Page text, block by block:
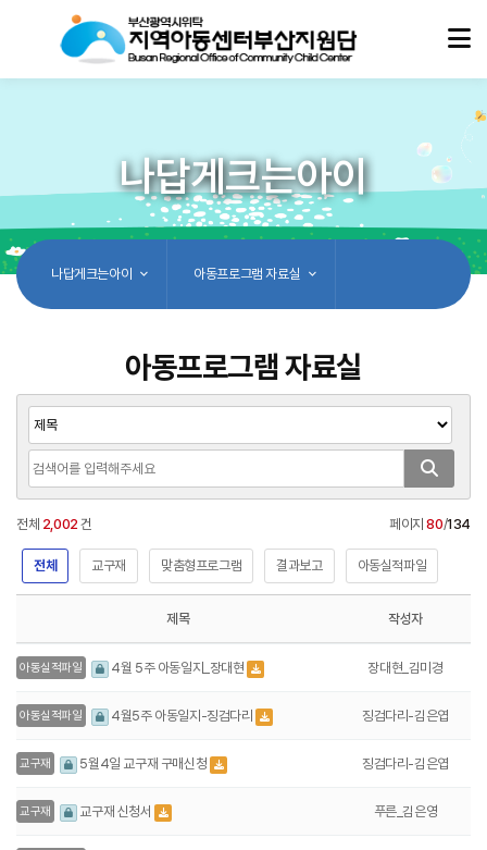
나답게크는아이
나답게크는아이 아동프로그램 자료실
아동프로그램 자료실
전체 2,002 건 페이지80/134
전체 교구재 맞춤형프로그램 결과보고 아동실적파일
제목 작성자
아동실적파일 4월 5주 아동일지_장대현 장대현_김미경
아동실적파일 4월5주 아동일지-징검다리 징검다리-김은엽
교구재 5월4일 교구재 구매신청 징검다리-김은엽
교구재 교구재 신청서 푸른_김은영